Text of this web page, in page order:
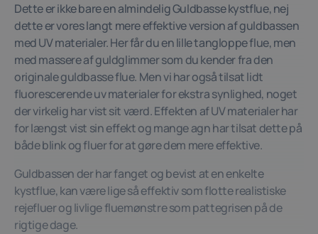
Dette er ikke bare en almindelig Guldbasse kystflue, nej
dette er vores langt mere effektive version af guldbassen
med UV materialer. Her får du en lille tangloppe flue, men
med massere af guldglimmer som du kender fra den
originale guldbasse flue. Men vi har også tilsat lidt
fluorescerende uv materialer for ekstra synlighed, noget
der virkelig har vist sit værd. Effekten af UV materialer har
for længst vist sin effekt og mange agn har tilsat dette på
både blink og fluer for at gøre dem mere effektive.
Guldbassen der har fanget og bevist at en enkelte
kystflue, kan være lige så effektiv som flotte realistiske
rejefluer og livlige fluemønstre som pattegrisen på de
rigtige dage.